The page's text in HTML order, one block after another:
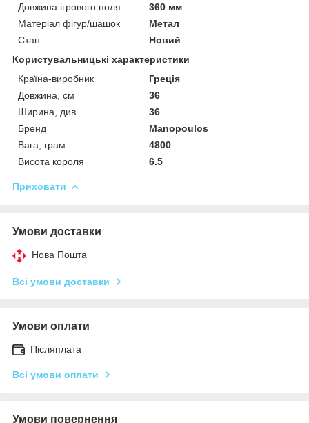
Довжина ігрового поля
360 мм
Матеріал фігур/шашок
Метал
Стан
Новий
Користувальницькі характеристики
Країна-виробник
Греція
Довжина, см
36
Ширина, див
36
Бренд
Manopoulos
Вага, грам
4800
Висота короля
6.5
Приховати
Умови доставки
Нова Пошта
Всі умови доставки
Умови оплати
Післяплата
Всі умови оплати
Умови повернення